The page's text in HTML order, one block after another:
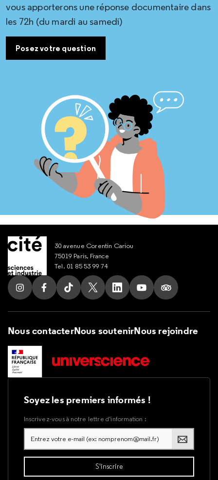
vous apporterons une réponse documentaire dans
les 72h (du mardi au samedi)
Posez votre question
30 avenue Corentin Cariou
75019 Paris, France
Tel. 01 85 53 99 74
Suivez nous sur Instagram
Suivez nous sur Facebook
Suivez nous sur Tik Tok
Suivez nous sur X
Suivez nous sur LinkedIn
Suivez nous sur
Suivez nous
Nous contacterNous soutenirNous rejoindre
Soyez les premiers informés !
Inscrivez-vous à notre lettre d’information :